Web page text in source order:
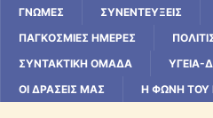
ΓΝΩΜΕΣ
ΣΥΝΕΝΤΕΥΞΕΙΣ
ΠΑΓΚΟΣΜΙΕΣ ΗΜΕΡΕΣ
ΣΥΝΤΑΚΤΙΚΗ ΟΜΑΔΑ
ΥΓΕΙΑ-
ΟΙ ΔΡΑΣΕΙΣ ΜΑΣ
Η ΦΩΝΗ ΤΟΥ